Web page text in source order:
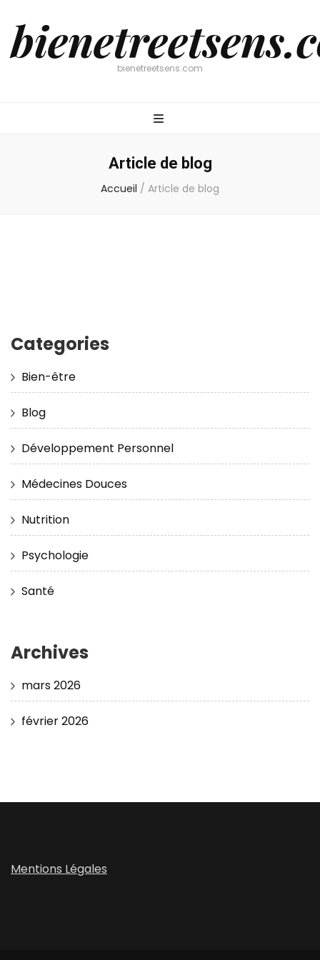
bienetreetsens.com
Article de blog
Accueil / Article de blog
Categories
Bien-être
Blog
Développement Personnel
Médecines Douces
Nutrition
Psychologie
Santé
Archives
mars 2026
février 2026
Mentions Légales